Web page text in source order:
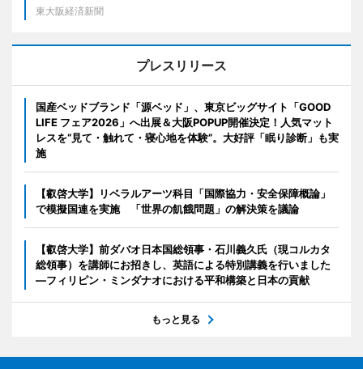
東大阪経済新聞
プレスリリース
国産ベッドブランド「源ベッド」、東京ビッグサイト「GOOD
LIFE フェア2026」へ出展＆大阪POPUP開催決定！人気マット
レスを“見て・触れて・寝心地を体験”。大好評「眠り診断」も実
施
【叡啓大学】リベラルアーツ科目「国際協力・安全保障概論」
で模擬国連を実施 「世界の飢餓問題」の解決策を議論
【叡啓大学】前ダバオ日本国総領事・石川義久氏（現コルカタ
総領事）を講師にお招きし、英語による特別講義を行いました
―フィリピン・ミンダナオにおける平和構築と日本の貢献
もっと見る